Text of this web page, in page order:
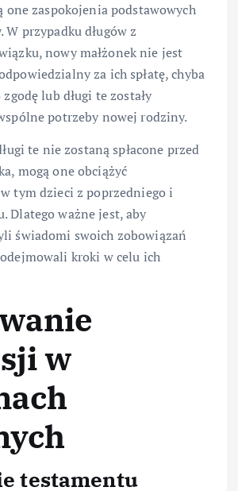
one zaspokojenia podstawowych
przypadku długów z
nowy małżonek nie jest
za ich spłatę, chyba
lub długi te zostały
potrzeby nowej rodziny.
te nie zostaną spłacone przed
mogą one obciążyć
tym dzieci z poprzedniego i
Dlatego ważne jest, aby
świadomi swoich zobowiązań
kroki w celu ich
w
testamentu